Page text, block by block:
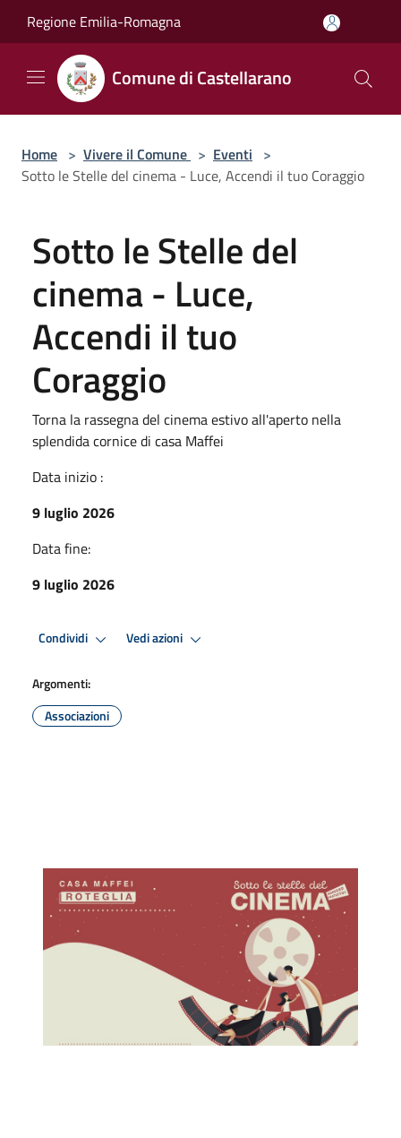
Regione Emilia-Romagna
Comune di Castellarano
Home > Vivere il Comune > Eventi >
Sotto le Stelle del cinema - Luce, Accendi il tuo Coraggio
Sotto le Stelle del
cinema - Luce,
Accendi il tuo
Coraggio
Torna la rassegna del cinema estivo all'aperto nella
splendida cornice di casa Maffei
Data inizio :
9 luglio 2026
Data fine:
9 luglio 2026
Condividi Vedi azioni
Argomenti:
Associazioni